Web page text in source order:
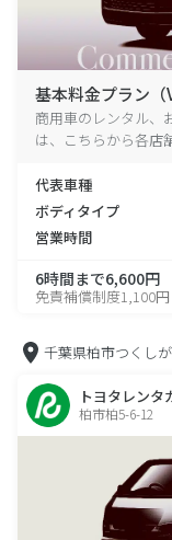
基本料金プラン（
商用車のレンタル、
は、こちらから各店
代表車種
ボディタイプ
営業時間
6時間まで6,600円
免責補償制度1,100円
千葉県柏市つくし
トヨタレンタ
柏市柏5-6-12